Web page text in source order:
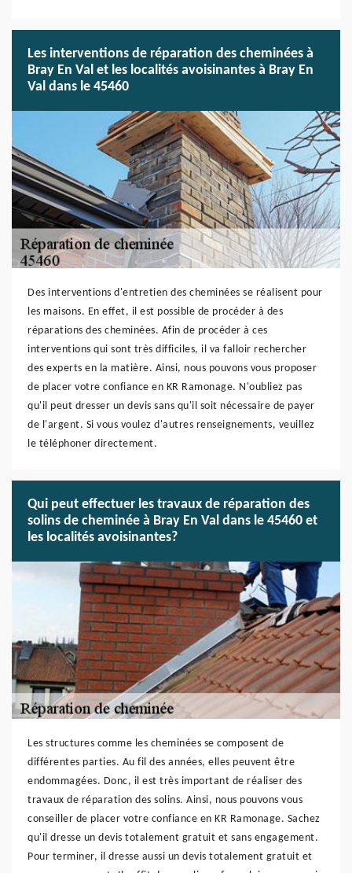
Les interventions de réparation des cheminées à
Bray En Val et les localités avoisinantes à Bray En
Val dans le 45460
Des interventions d'entretien des cheminées se réalisent pour
les maisons. En effet, il est possible de procéder à des
réparations des cheminées. Afin de procéder à ces
interventions qui sont très difficiles, il va falloir rechercher
des experts en la matière. Ainsi, nous pouvons vous proposer
de placer votre confiance en KR Ramonage. N'oubliez pas
qu'il peut dresser un devis sans qu'il soit nécessaire de payer
de l'argent. Si vous voulez d'autres renseignements, veuillez
le téléphoner directement.
Qui peut effectuer les travaux de réparation des
solins de cheminée à Bray En Val dans le 45460 et
les localités avoisinantes?
Les structures comme les cheminées se composent de
différentes parties. Au fil des années, elles peuvent être
endommagées. Donc, il est très important de réaliser des
travaux de réparation des solins. Ainsi, nous pouvons vous
conseiller de placer votre confiance en KR Ramonage. Sachez
qu'il dresse un devis totalement gratuit et sans engagement.
Pour terminer, il dresse aussi un devis totalement gratuit et